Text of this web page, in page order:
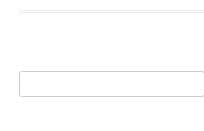
nach: